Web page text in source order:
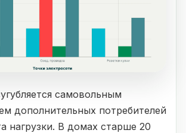
самовольным
дополнительных потребителей
нагрузки. В домах старше 20